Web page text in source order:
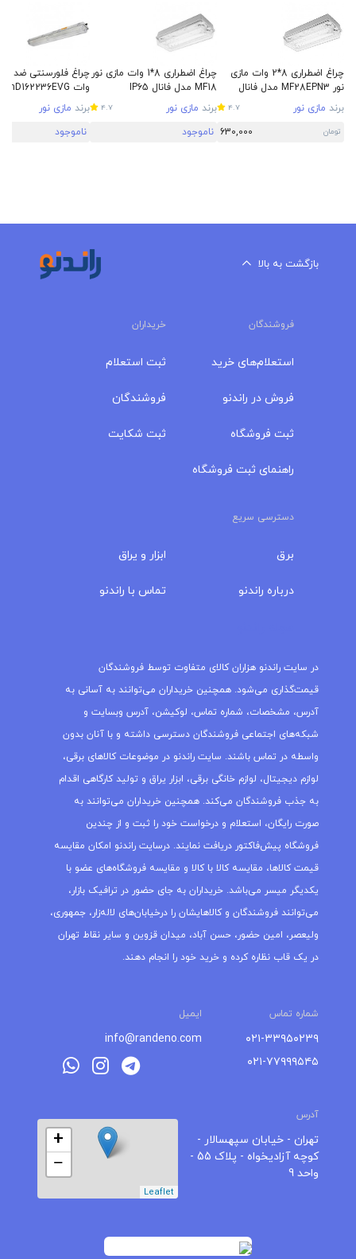
چراغ اضطراری 8*2 وات مازی
نور MF28EPN3 مدل فانال
IP65
برند مازی نور 4.7
تومان 630,000
چراغ اضطراری 8*1 وات مازی نور
MF18 مدل فانال IP65
برند مازی نور 4.7
ناموجود
نور IP65
برند مازی نور
ناموجود
بازگشت به بالا
فروشندگان خریداران
استعلام‌های خرید
فروش در راندنو
ثبت فروشگاه
راهنمای ثبت فروشگاه
ثبت استعلام
فروشندگان
ثبت شکایت
دسترسی سریع
برق
درباره‌ راندنو
ابزار و یراق
تماس با راندنو
در سایت راندنو هزاران کالای متفاوت توسط فروشندگان
قیمت‌گذاری می‌شود. همچنین خریداران می‌توانند به آسانی به
آدرس، مشخصات، شماره تماس، لوکیشن، آدرس وبسایت و
شبکه‌های اجتماعی فروشندگان دسترسی داشته و با آنان بدون
واسطه در تماس باشند. سایت راندنو در موضوعات کالاهای برقی،
لوازم دیجیتال، لوازم خانگی برقی، ابزار یراق و تولید کارگاهی اقدام
به جذب فروشندگان می‌کند. همچنین خریداران می‌توانند به
صورت رایگان، استعلام و درخواست خود را ثبت و از چندین
فروشگاه پیش‌فاکتور دریافت نمایند. درسایت راندنو امکان مقایسه
قیمت کالاها، مقایسه کالا با کالا و مقایسه فروشگاه‌های عضو با
یکدیگر میسر می‌باشد. خریداران به جای حضور در ترافیک بازار،
می‌توانند فروشندگان و کالاهایشان را درخیابان‌های لاله‌زار، جمهوری،
ولیعصر، امین حضور، حسن آباد، میدان قزوین و سایر نقاط تهران
در یک قاب نظاره کرده و خرید خود را انجام دهند.
شماره تماس ایمیل
۰۲۱-۳۳۹۵۰۲۳۹
۰۲۱-۷۷۹۹۹۵۴۵
info@randeno.com
آدرس
تهران - خیابان سپهسالار -
کوچه آزادیخواه - پلاک 55 -
واحد 9
+
−
Leaflet